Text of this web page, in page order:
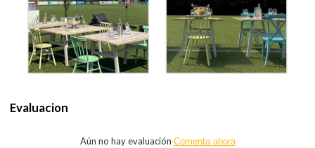
Evaluacion
Aún no hay evaluación Comenta ahora